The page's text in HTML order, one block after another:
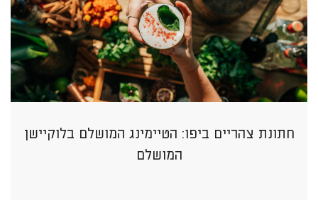
חתונת צהריים ביפו: הטיימינג המושלם בלוקיישן
המושלם